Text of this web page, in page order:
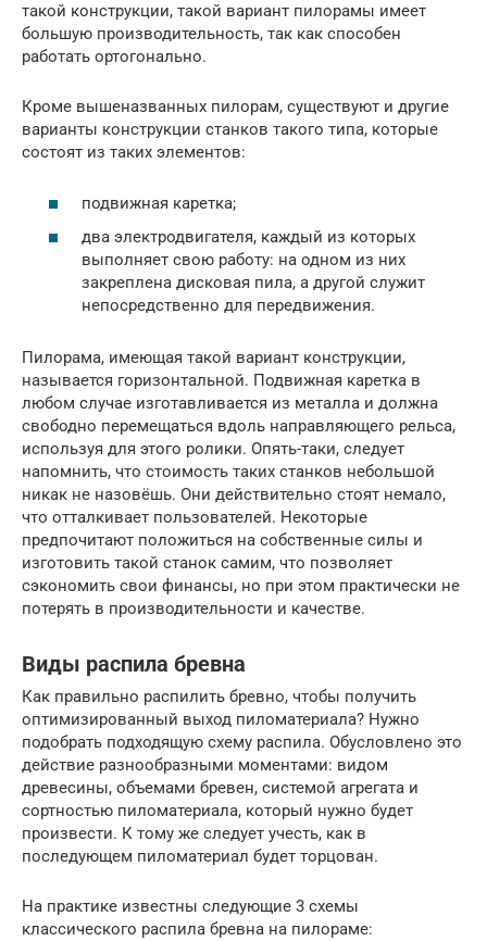
такой конструкции, такой вариант пилорамы имеет
большую производительность, так как способен
работать ортогонально.
Кроме вышеназванных пилорам, существуют и другие
варианты конструкции станков такого типа, которые
состоят из таких элементов:
подвижная каретка;
два электродвигателя, каждый из которых
выполняет свою работу: на одном из них
закреплена дисковая пила, а другой служит
непосредственно для передвижения.
Пилорама, имеющая такой вариант конструкции,
называется горизонтальной. Подвижная каретка в
любом случае изготавливается из металла и должна
свободно перемещаться вдоль направляющего рельса,
используя для этого ролики. Опять-таки, следует
напомнить, что стоимость таких станков небольшой
никак не назовёшь. Они действительно стоят немало,
что отталкивает пользователей. Некоторые
предпочитают положиться на собственные силы и
изготовить такой станок самим, что позволяет
сэкономить свои финансы, но при этом практически не
потерять в производительности и качестве.
Виды распила бревна
Как правильно распилить бревно, чтобы получить
оптимизированный выход пиломатериала? Нужно
подобрать подходящую схему распила. Обусловлено это
действие разнообразными моментами: видом
древесины, объемами бревен, системой агрегата и
сортностью пиломатериала, который нужно будет
произвести. К тому же следует учесть, как в
последующем пиломатериал будет торцован.
На практике известны следующие 3 схемы
классического распила бревна на пилораме: